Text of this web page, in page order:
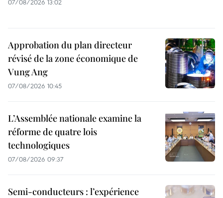
07/08/2026 13:02
Approbation du plan directeur
révisé de la zone économique de
Vung Ang
07/08/2026 10:45
L’Assemblée nationale examine la
réforme de quatre lois
technologiques
07/08/2026 09:37
Semi-conducteurs : l’expérience